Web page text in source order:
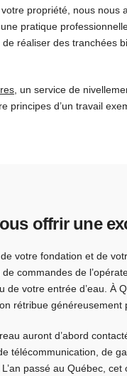
propriété, nous nous
une pratique
réaliser des
, un service de
d’un travail
offrir une
votre fondation et de
commandes de
de votre entrée d’eau.
rétribue généreusement
auront d’abord
télécommunication, de
passé au Québec,